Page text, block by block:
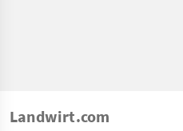
Landwirt.com